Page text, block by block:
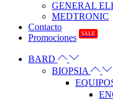
GENERAL
MEDTRONIC
Contacto
Promociones
SALE
BARD
BIOPSIA